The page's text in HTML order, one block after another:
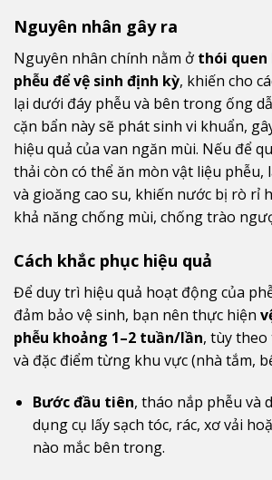
Nguyên nhân gây ra
Nguyên nhân chính nằm ở thói quen
phễu để vệ sinh định kỳ, khiến cho
lại dưới đáy phễu và bên trong ống
cặn bẩn này sẽ phát sinh vi khuẩn,
hiệu quả của van ngăn mùi. Nếu để
thải còn có thể ăn mòn vật liệu phễu,
và gioăng cao su, khiến nước bị rò rỉ
khả năng chống mùi, chống trào
Cách khắc phục hiệu quả
Để duy trì hiệu quả hoạt động của
đảm bảo vệ sinh, bạn nên thực hiện
phễu khoảng 1–2 tuần/lần, tùy
và đặc điểm từng khu vực (nhà tắm,
Bước đầu tiên, tháo nắp phễu và
dụng cụ lấy sạch tóc, rác, xơ vải
nào mắc bên trong.